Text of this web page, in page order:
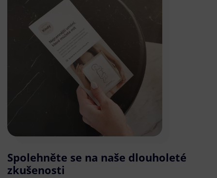
Spolehněte se na naše dlouholeté
zkušenosti